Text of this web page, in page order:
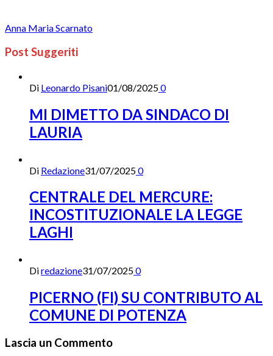
Anna Maria Scarnato
Post Suggeriti
Di Leonardo Pisani01/08/20250
MI DIMETTO DA SINDACO DI
LAURIA
Di Redazione31/07/20250
CENTRALE DEL MERCURE:
INCOSTITUZIONALE LA LEGGE
LAGHI
Diredazione31/07/20250
PICERNO (FI) SU CONTRIBUTO AL
COMUNE DI POTENZA
Lascia un Commento